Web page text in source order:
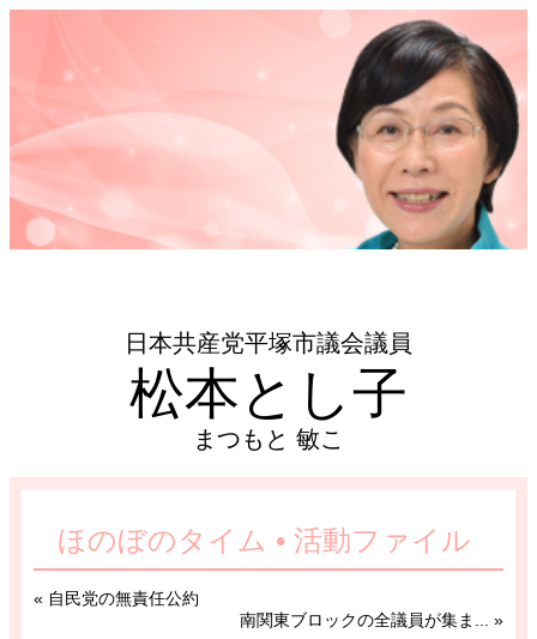
松本とし子
まつもと 敏こ
日本共産党平塚市議会議員
ほのぼのタイム • 活動ファイル
« 自民党の無責任公約
南関東ブロックの全議員が集ま...
»